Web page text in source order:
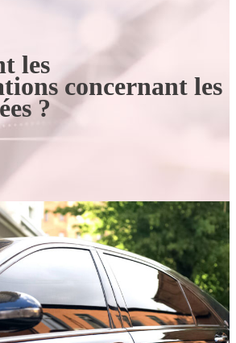
les
concernant les
?